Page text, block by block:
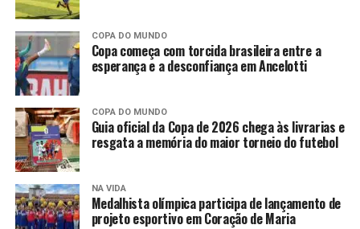
COPA DO MUNDO
Copa começa com torcida brasileira entre a
esperança e a desconfiança em Ancelotti
COPA DO MUNDO
Guia oficial da Copa de 2026 chega às livrarias e
resgata a memória do maior torneio do futebol
NA VIDA
Medalhista olímpica participa de lançamento de
projeto esportivo em Coração de Maria